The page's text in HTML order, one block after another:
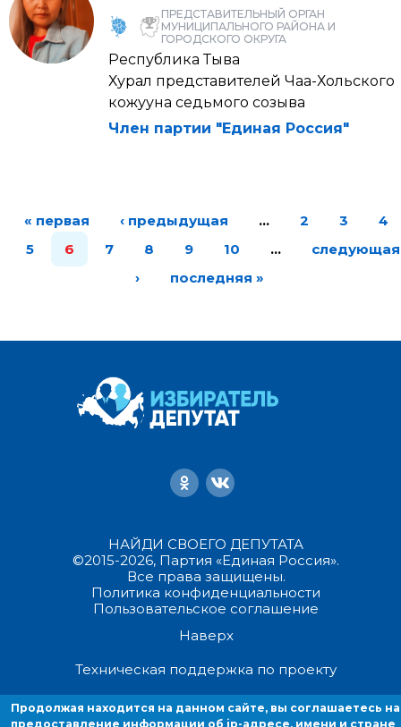
ПРЕДСТАВИТЕЛЬНЫЙ ОРГАН
МУНИЦИПАЛЬНОГО РАЙОНА И
ГОРОДСКОГО ОКРУГА
Республика Тыва
Хурал представителей Чаа-Хольского
кожууна седьмого созыва
Член партии "Единая Россия"
« первая ‹ предыдущая … 2 3
4
5
6 7 8 9 10 …
следующая
›
последняя »
НАЙДИ СВОЕГО ДЕПУТАТА
©2015-2026, Партия «Единая Россия».
Все права защищены.
Политика конфиденциальности
Пользовательское соглашение
Наверх
Техническая поддержка по проекту
Продолжая находиться на данном сайте, вы соглашаетесь на
предоставление информации об ip-адресе, имени и стране домена
Продолжая находится на данном сайте, вы соглашаетесь на
предоставление информации об ip-адресе, имени и стране